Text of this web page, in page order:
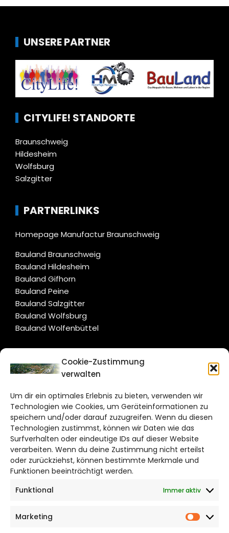
Cookie-Zustimmung
verwalten
Um dir ein optimales Erlebnis zu bieten, verwenden wir
Technologien wie Cookies, um Geräteinformationen zu
speichern und/oder darauf zuzugreifen. Wenn du diesen
Technologien zustimmst, können wir Daten wie das
Surfverhalten oder eindeutige IDs auf dieser Website
verarbeiten. Wenn du deine Zustimmung nicht erteilst
oder zurückziehst, können bestimmte Merkmale und
Funktionen beeinträchtigt werden.
Funktional
Immer aktiv
Marketing
UNSERE PARTNER
CITYLIFE! STANDORTE
Braunschweig
Hildesheim
Wolfsburg
Salzgitter
PARTNERLINKS
Homepage Manufactur Braunschweig
Bauland Braunschweig
Bauland Hildesheim
Bauland Gifhorn
Bauland Peine
Bauland Salzgitter
Bauland Wolfsburg
Bauland Wolfenbüttel
CITYLIFE!
Bruchtorwall 12
38100 Braunschweig
Telefon: 0531 387220 – 65
DAS STADTMAGAZIN FÜR
WOLFSBURG
Impressum
Cookie Richtlinie